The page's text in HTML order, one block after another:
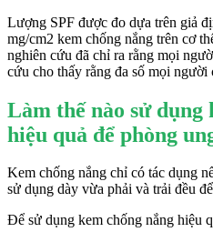
Lượng SPF được đo dựa trên giả
mg/cm2 kem chống nắng trên cơ
nghiên cứu đã chỉ ra rằng mọi
cứu cho thấy rằng đa số mọi
Làm thế nào sử dụng
hiệu quả để phòng
Kem chống nắng chỉ có tác dụng
sử dụng dày vừa phải và trải đều
Để sử dụng kem chống nắng hiệu